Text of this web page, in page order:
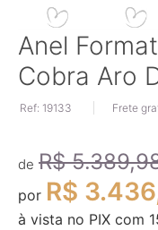
Saltar
para
o
da
imagens
Anel
Cobra Aro
Ref: 19133 Frete
de R$
por R$
à vista no PIX com